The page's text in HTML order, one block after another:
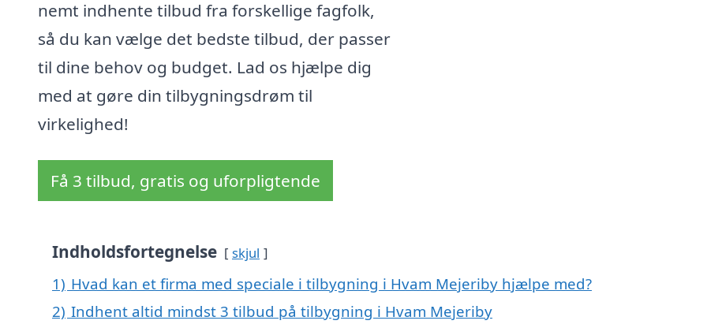
nemt indhente tilbud fra forskellige fagfolk,
så du kan vælge det bedste tilbud, der passer
til dine behov og budget. Lad os hjælpe dig
med at gøre din tilbygningsdrøm til
virkelighed!
Få 3 tilbud, gratis og uforpligtende
Indholdsfortegnelse skjul
1) Hvad kan et firma med speciale i tilbygning i Hvam Mejeriby hjælpe med?
2) Indhent altid mindst 3 tilbud på tilbygning i Hvam Mejeriby